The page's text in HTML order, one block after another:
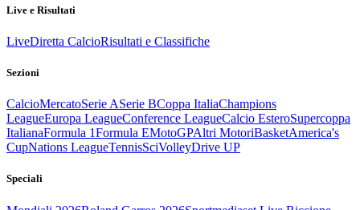
Live e Risultati
LiveDiretta CalcioRisultati e Classifiche
Sezioni
CalcioMercatoSerie ASerie BCoppa ItaliaChampions
LeagueEuropa LeagueConference LeagueCalcio EsteroSupercoppa
ItalianaFormula 1Formula EMotoGPAltri MotoriBasketAmerica's
CupNations LeagueTennisSciVolleyDrive UP
Speciali